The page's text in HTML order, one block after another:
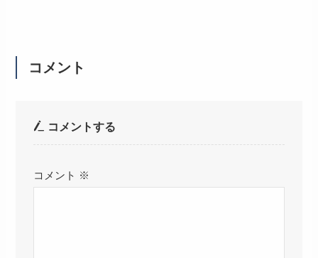
コメント
コメントする
コメント ※